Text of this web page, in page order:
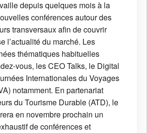
depuis quelques mois à la
conférences autour des
transversaux afin de couvrir
l’actualité du marché. Les
thématiques habituelles
vous, les CEO Talks, le Digital
Internationales du Voyages
notamment. En partenariat
du Tourisme Durable (ATD), le
en novembre prochain un
de conférences et